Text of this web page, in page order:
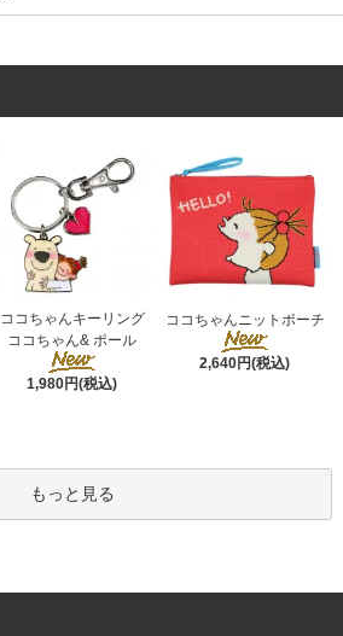
ココちゃんキーリング
ココちゃん& ポール
1,980円(税込)
ココちゃんニットポーチ
2,640円(税込)
もっと見る